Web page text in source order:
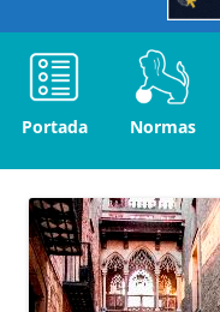
Portada Normas